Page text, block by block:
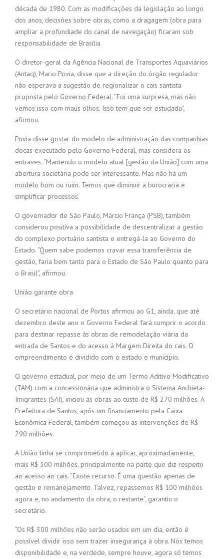
década de 1980. Com as modificações da legislação ao longo
dos anos, decisões sobre obras, como a dragagem (obra para
ampliar a profundiade do canal de navegação) ficaram sob
responsabilidade de Brasília.
O diretor-geral da Agência Nacional de Transportes Aquaviários
(Antaq), Mario Povia, disse que a direção do órgão regulador
não esperava a sugestão de regionalizar o cais santista
proposta pelo Governo Federal. “Foi uma surpresa, mas não
vemos isso com maus olhos. Isso tem que ser estudado”,
afirmou.
Povia disse gostar do modelo de administração das companhias
docas executado pelo Governo Federal, mas considera os
entraves. “Mantendo o modelo atual [gestão da União] com uma
abertura societária pode ser interessante. Mas não há um
modelo bom ou ruim. Temos que diminuir a burocracia e
simplificar processos.
O governador de São Paulo, Márcio França (PSB), também
considerou positiva a possibilidade de descentralizar a gestão
do complexo portuário santista e entregá-la ao Governo do
Estado. “Quem sabe podemos cravar essa transferência de
gestão, faria bem tanto para o Estado de São Paulo quanto para
o Brasil”, afirmou.
União garante obra
O secretário nacional de Portos afirmou ao G1, ainda, que até
dezembro deste ano o Governo Federal fará cumprir o acordo
para destinar repasse às obras de remodelação viária da
entrada de Santos e do acesso à Margem Direita do cais. O
empreendimento é dividido com o estado e município.
O governo estadual, por meio de um Termo Aditivo Modificativo
(TAM) com a concessionária que administra o Sistema Anchieta-
Imigrantes (SAI), iniciou as obras ao custo de R$ 270 milhões. A
Prefeitura de Santos, após um financiamento pela Caixa
Econômica Federal, também começou as intervenções de R$
290 milhões.
A União tinha se comprometido a aplicar, aproximadamente,
mais R$ 300 milhões, principalmente na parte que diz respeito
ao acesso ao cais. “Existe recurso. É uma questão apenas de
gestão e remanejamento. Talvez, repassemos R$ 100 milhões
agora e, no andamento da obra, o restante”, garantiu o
secretário.
“Os R$ 300 milhões não serão usados em um dia, então é
possível dividir isso sem trazer insegurança à obra. Nós temos
disponibilidade e, na verdede, sempre houve, agora só temos